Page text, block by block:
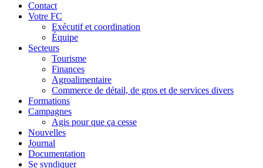
Contact
Votre FC
Exécutif et coordination
Équipe
Secteurs
Tourisme
Finances
Agroalimentaire
Commerce de détail, de gros et de services divers
Formations
Campagnes
Agis pour que ça cesse
Nouvelles
Journal
Documentation
Se syndiquer